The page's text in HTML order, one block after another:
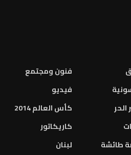
الحر
طائشة
فنون ومجتمع
فيديو
كأس العالم 2014
كاريكاتور
لبنان